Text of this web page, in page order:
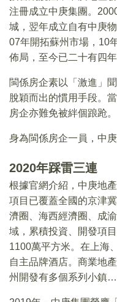
注冊成立中庚集團。
城，翌年成立自有中庚
07年開拓蘇州市場，10
佈局，至今已二十有四年
閩係房企素以「激進」
脫穎而出的慣用手段。
房企亦難免被絆個踉跄。
身為閩係房企一員，中
2020年踩雷三連
根據官網介紹，中庚地
項目已覆蓋全國的京津
濟圈、海西經濟圈、成
域，累積投資、開發項
1100萬平方米。在上海
自主品牌酒店。商業地
州開發有多個系列小鎮